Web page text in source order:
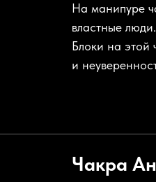
На манипуре
властные люди.
Блоки на этой
и
Чакра